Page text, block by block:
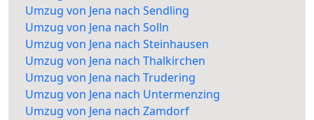
Umzug von Jena nach Sendling
Umzug von Jena nach Solln
Umzug von Jena nach Steinhausen
Umzug von Jena nach Thalkirchen
Umzug von Jena nach Trudering
Umzug von Jena nach Untermenzing
Umzug von Jena nach Zamdorf